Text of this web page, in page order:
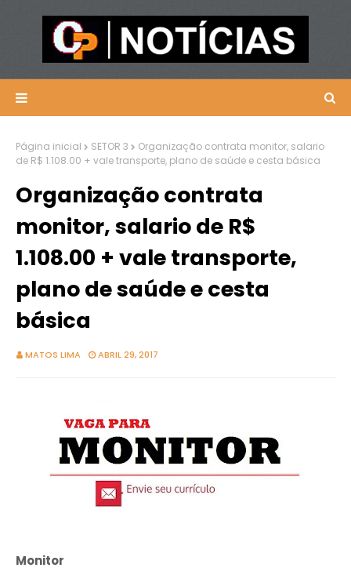
Página inicial SETOR 3
Organização contrata monitor, salario
de R$ 1.108.00 + vale transporte, plano de saúde e cesta básica
Organização contrata
monitor, salario de R$
1.108.00 + vale transporte,
plano de saúde e cesta
básica
MATOS LIMA ABRIL 29, 2017
Monitor